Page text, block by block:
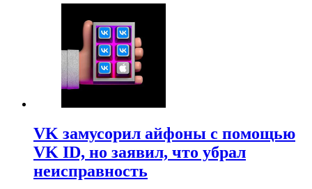
VK замусорил айфоны с помощью
VK ID, но заявил, что убрал
неисправность